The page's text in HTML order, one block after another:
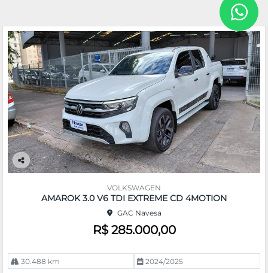
Co
VOLKSWAGEN
AMAROK 3.0 V6 TDI EXTREME CD 4MOTION
GAC Navesa
R$ 285.000,00
30.488 km 2024/2025